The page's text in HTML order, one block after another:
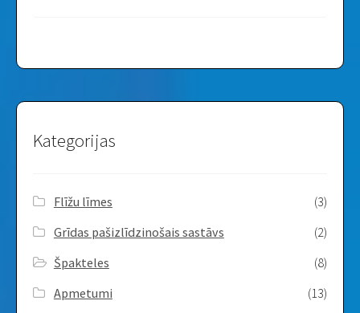
Kategorijas
Flīžu līmes
(3)
Grīdas pašizlīdzinošais sastāvs
(2)
Špakteles
(8)
Apmetumi
(13)